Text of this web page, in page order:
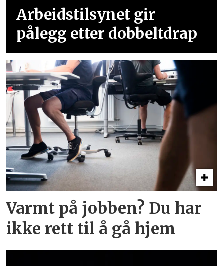
Arbeidstilsynet gir
pålegg etter dobbeltdrap
Varmt på jobben? Du har
ikke rett til å gå hjem